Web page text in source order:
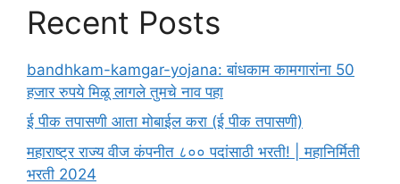
Recent Posts
bandhkam-kamgar-yojana: बांधकाम कामगारांना 50
हजार रुपये मिळू लागले तुमचे नाव पहा
ई पीक तपासणी आता मोबाईल करा (ई पीक तपासणी)
महाराष्ट्र राज्य वीज कंपनीत ८०० पदांसाठी भरती! | महानिर्मिती
भरती 2024